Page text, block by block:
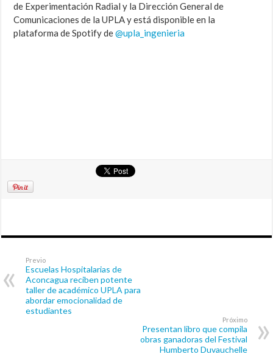
de Experimentación Radial y la Dirección General de
Comunicaciones de la UPLA y está disponible en la
plataforma de Spotify de@upla_ingenieria
Previo
Escuelas Hospitalarias de
Aconcagua reciben potente
taller de académico UPLA para
abordar emocionalidad de
estudiantes
Próximo
Presentan libro que compila
obras ganadoras del Festival
Humberto Duvauchelle